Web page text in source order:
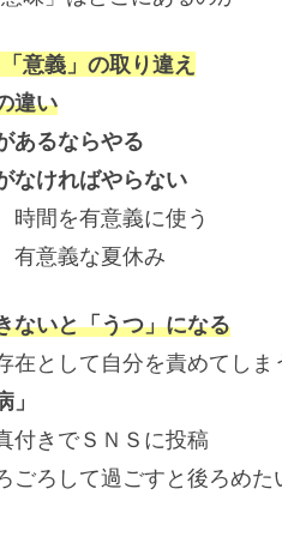
意義」の取り違え
違い
あるならやる
ればやらない
時間を有意義に使う
夏休み
ないと「うつ」になる
在として自分を責めてしま
」
付きでＳＮＳに投稿
て過ごすと後ろめた